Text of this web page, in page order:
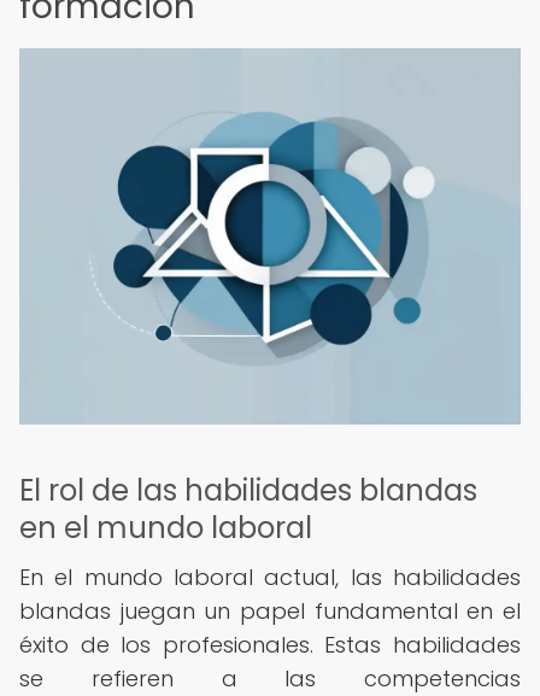
El rol de las habilidades blandas
en el mundo laboral
En el mundo laboral actual, las habilidades
blandas juegan un papel fundamental en el
éxito de los profesionales. Estas habilidades
se refieren a las competencias